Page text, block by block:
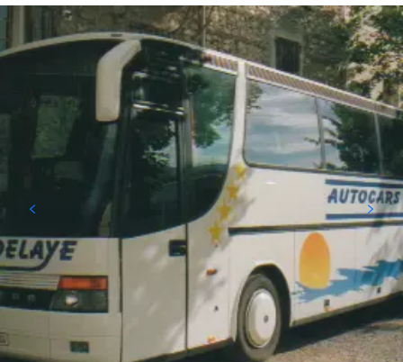
ESPACE PRO